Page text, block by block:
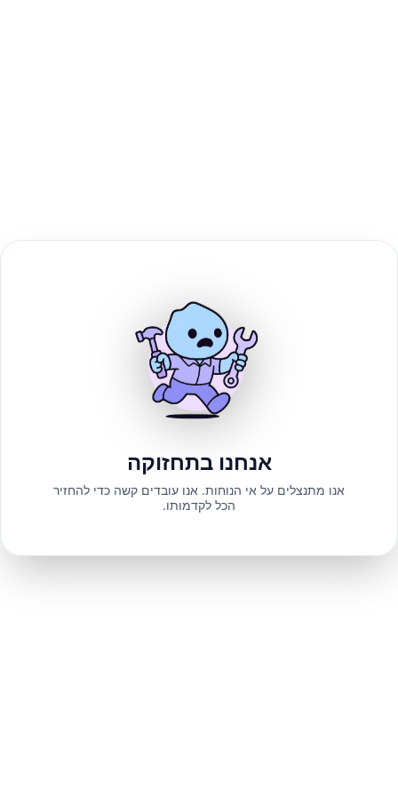
אנחנו בתחזוקה
אנו מתנצלים על אי הנוחות. אנו עובדים קשה כדי להחזיר
הכל לקדמותו.